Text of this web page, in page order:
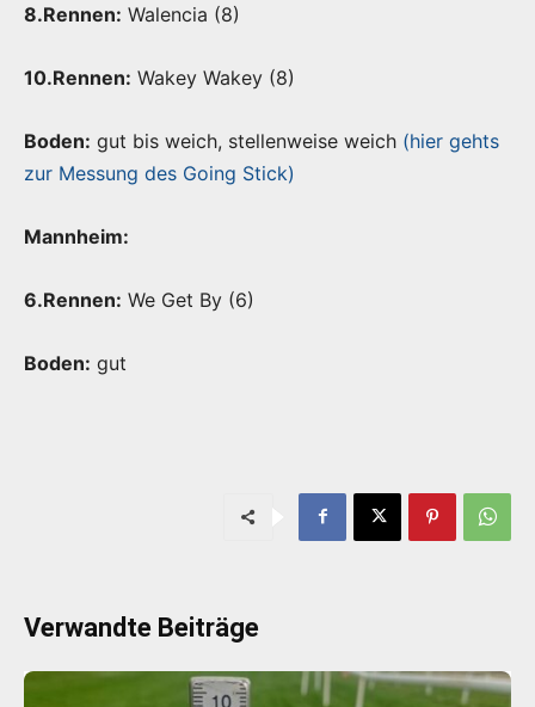
8.Rennen: Walencia (8)
10.Rennen: Wakey Wakey (8)
Boden: gut bis weich, stellenweise weich (hier gehts
zur Messung des Going Stick)
Mannheim:
6.Rennen: We Get By (6)
Boden: gut
Verwandte Beiträge